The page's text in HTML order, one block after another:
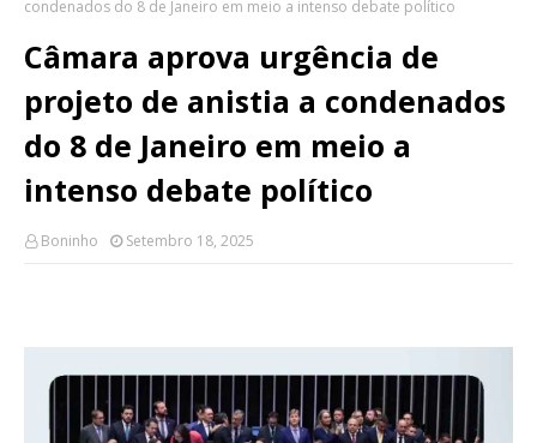
condenados do 8 de Janeiro em meio a intenso debate político
Câmara aprova urgência de
projeto de anistia a condenados
do 8 de Janeiro em meio a
intenso debate político
Boninho Setembro 18, 2025